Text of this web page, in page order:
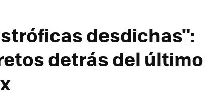
desdichas":
detrás del último